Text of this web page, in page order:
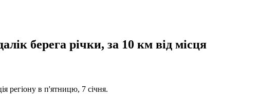
берега річки, за 10 км від місця
регіону в п'ятницю, 7 січня.